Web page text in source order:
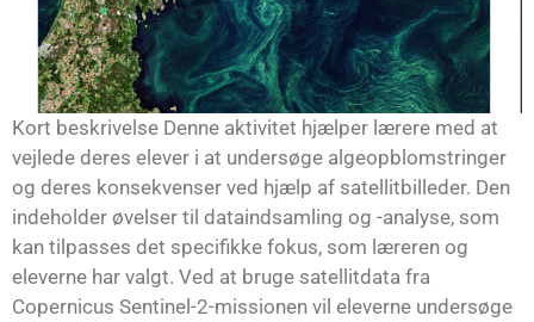
Kort beskrivelse Denne aktivitet hjælper lærere med at
vejlede deres elever i at undersøge algeopblomstringer
og deres konsekvenser ved hjælp af satellitbilleder. Den
indeholder øvelser til dataindsamling og -analyse, som
kan tilpasses det specifikke fokus, som læreren og
eleverne har valgt. Ved at bruge satellitdata fra
Copernicus Sentinel-2-missionen vil eleverne undersøge